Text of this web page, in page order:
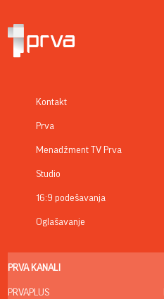
Kontakt
Prva
Menadžment TV Prva
Studio
16:9 podešavanja
Oglašavanje
PRVA KANALI
PRVAPLUS